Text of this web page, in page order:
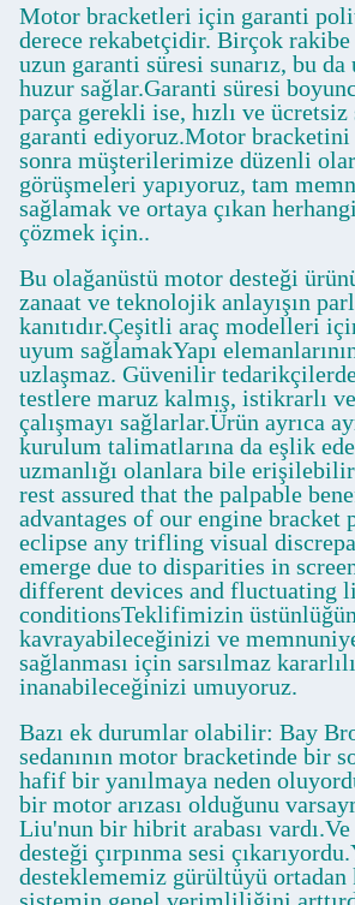
Motor bracketleri için garanti
derece rekabetçidir. Birçok rakibe
uzun garanti süresi sunarız, bu da
huzur sağlar.Garanti süresi
parça gerekli ise, hızlı ve ücretsiz
garanti ediyoruz.Motor
sonra müşterilerimize düzenli
görüşmeleri yapıyoruz, tam
sağlamak ve ortaya çıkan
çözmek için..
Bu olağanüstü motor desteği
zanaat ve teknolojik anlayışın
kanıtıdır.Çeşitli araç modelleri
uyum sağlamakYapı
uzlaşmaz. Güvenilir
testlere maruz kalmış, istikrarlı
çalışmayı sağlarlar.Ürün ayrıca
kurulum talimatlarına da eşlik
uzmanlığı olanlara bile
rest assured that the palpable
advantages of our engine bracket
eclipse any trifling visual
emerge due to disparities in
different devices and fluctuating
conditionsTeklifimizin
kavrayabileceğinizi ve
sağlanması için sarsılmaz
inanabileceğinizi umuyoruz.
Bazı ek durumlar olabilir: Bay
sedanının motor bracketinde bir
hafif bir yanılmaya neden
bir motor arızası olduğunu
Liu'nun bir hibrit arabası
desteği çırpınma sesi
desteklememiz gürültüyü ortadan